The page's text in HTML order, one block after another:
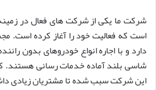
شرکت ما یکی از شرکت های فعال در
است که فعالیت خود را آغاز کرده است.
دارد و با اجاره انواع خودروهای بدون
شاسی بلند آماده خدمات رسانی هستند.
این شرکت سبب شده تا مشتریان زیادی